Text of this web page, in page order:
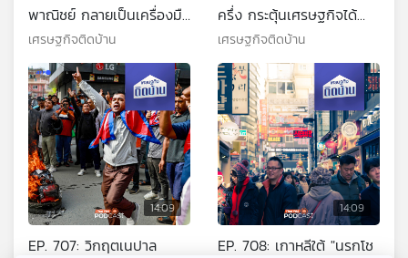
พาณิชย์ กลายเป็นเครื่องมือ
เจรจาต่อรองทางการค้า
เศรษฐกิจติดบ้าน
ครึ่ง กระตุ้นเศรษฐกิจได้
จริงไหม ?
เศรษฐกิจติดบ้าน
14:09
EP. 707: วิกฤตเนปาล
14:09
EP. 708: เกาหลีใต้ "นรกโช